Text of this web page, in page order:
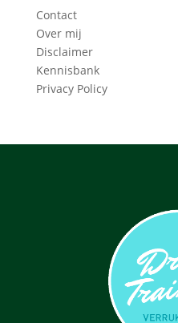
Contact
Over mij
Disclaimer
Kennisbank
Privacy Policy